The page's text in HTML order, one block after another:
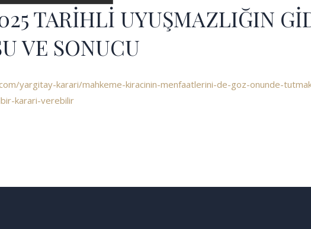
TARİHLİ UYUŞMAZLIĞIN
VE SONUCU
yargitay-karari/mahkeme-kiracinin-menfaatlerini-de-goz-onunde-
karari-verebilir